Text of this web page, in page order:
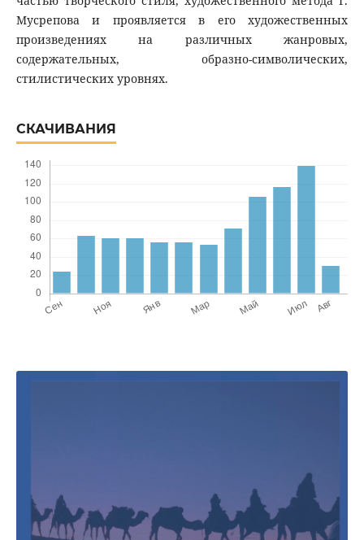
Мусрепова и проявляется в его художественных
произведениях на различных жанровых,
содержательных, образно-символических,
стилистических уровнях.
СКАЧИВАНИЯ